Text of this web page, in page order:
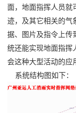
面，地面指挥人员就
迹，及其它相关的气
据、图片及指令上传
统还能实现地面指挥
会这种大型活动的应
系统结构图如下：